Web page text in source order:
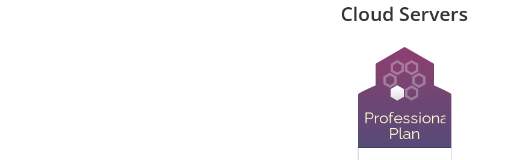
Cloud Servers
Professional
Plan